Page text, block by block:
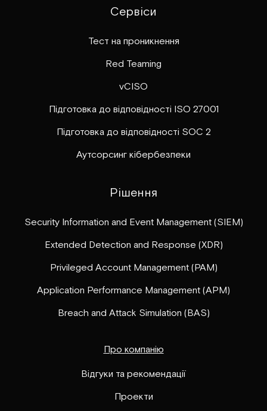
Сервіси
Тест на проникнення
Red Teaming
vCISO
Підготовка до відповідності ISO 27001
Підготовка до відповідності SOC 2
Аутсорсинг кібербезпеки
Рішення
Security Information and Event Management (SIEM)
Extended Detection and Response (XDR)
Privileged Account Management (PAM)
Application Performance Management (APM)
Breach and Attack Simulation (BAS)
Про компанію
Відгуки та рекомендації
Проекти